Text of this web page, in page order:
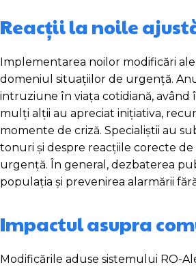
Reacții la noile
Implementarea noilor modificări
domeniul situațiilor de urgență.
intruziune în viața cotidiană, având
mulți alții au apreciat inițiativa,
momente de criză. Specialiștii au
tonuri și despre reacțiile corecte
urgență. În general, dezbaterea
populația și prevenirea alarmării
Impactul asupra
Modificările aduse sistemului RO-